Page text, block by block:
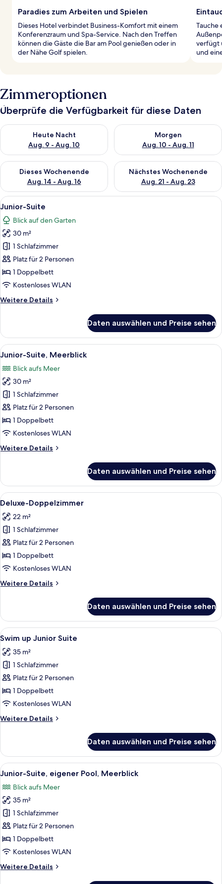
Paradies zum Arbeiten und Spielen
Dieses Hotel verbindet Business-Komfort mit einem
Konferenzraum und Spa-Service. Nach den Treffen
können die Gäste die Bar am Pool genießen oder in
der Nähe Golf spielen.
Tauche
verfügt
und
Zimmeroptionen
Überprüfe die Verfügbarkeit für diese Daten
Heute Nacht
Aug. 9 - Aug. 10
Überprüfe die Verfügbarkeit für heute Nacht, Aug. 9 - Aug.
Morgen
Aug. 10 - Aug. 11
Überprüfe die Verfügbarkeit
Dieses Wochenende
Aug. 14 - Aug. 16
Überprüfe die Verfügbarkeit für dieses Wochenende, Aug. 14
Nächstes Wochenende
Aug. 21 - Aug. 23
Überprüfe die Verfügbarkeit
Alle
Fotos
für
Junior-
Suite
anzeigen
Ein Hotelzimmer mit Bett,
5
Junior-Suite
Blick auf den Garten
30 m²
1 Schlafzimmer
Platz für 2 Personen
1 Doppelbett
Kostenloses WLAN
Weitere Details
Weitere
Suite
Daten auswählen und Preise sehen
Alle
Fotos
für
Junior-
Suite,
Meerblick
anzeigen
Ein modernes Hotelzimmer mit
4
Junior-Suite, Meerblick
Blick aufs Meer
30 m²
1 Schlafzimmer
Platz für 2 Personen
1 Doppelbett
Kostenloses WLAN
Weitere Details
Weitere
Suite,
Meerblick
Daten auswählen und Preise sehen
Alle
Fotos
für
Deluxe-
Doppelzimmer
anzeigen
Ein Hotelzimmer mit Bett,
4
Deluxe-Doppelzimmer
22 m²
1 Schlafzimmer
Platz für 2 Personen
1 Doppelbett
Kostenloses WLAN
Weitere Details
Weitere
Doppelzimmer
Daten auswählen und Preise sehen
Alle
Fotos
für
Swim
up
Junior
Suite
Ein Schlafzimmer mit einem großen
5
Swim up Junior Suite
35 m²
1 Schlafzimmer
Platz für 2 Personen
1 Doppelbett
Kostenloses WLAN
Weitere Details
Weitere
up
Junior
Suite
Daten auswählen und Preise sehen
Alle
Fotos
für
Junior-
Suite,
eigener
Pool,
Meerblick
Ein modernes Hotelzimmer mit
5
Junior-Suite, eigener Pool, Meerblick
Blick aufs Meer
35 m²
1 Schlafzimmer
Platz für 2 Personen
1 Doppelbett
Kostenloses WLAN
Weitere Details
Weitere